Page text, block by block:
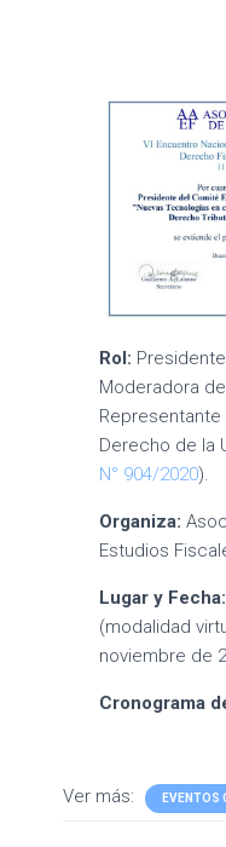
Rol:
Moderadora
Derecho de la
N° 904/2020).
Organiza:
Estudios
Lugar y Fecha:
(modalidad
noviembre de
Cronograma
Ver más: EVENTOS